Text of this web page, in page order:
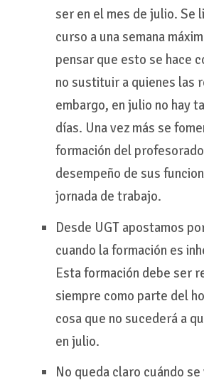
ser en el mes de julio. Se
curso a una semana
pensar que esto se hace
no sustituir a quienes las
embargo, en julio no hay
días. Una vez más se
formación del
desempeño de sus
jornada de trabajo.
Desde UGT apostamos
cuando la formación es
Esta formación debe ser
siempre como parte del
cosa que no sucederá a
en julio.
No queda claro cuándo se